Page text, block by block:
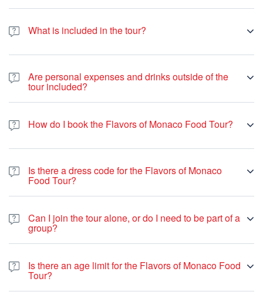
What is included in the tour?
Are personal expenses and drinks outside of the
tour included?
How do I book the Flavors of Monaco Food Tour?
Is there a dress code for the Flavors of Monaco
Food Tour?
Can I join the tour alone, or do I need to be part of a
group?
Is there an age limit for the Flavors of Monaco Food
Tour?